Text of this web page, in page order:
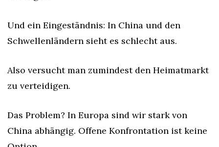
Und ein Eingeständnis: In China und den
Schwellenländern sieht es schlecht aus.
Also versucht man zumindest den Heimatmarkt
zu verteidigen.
Das Problem? In Europa sind wir stark von
China abhängig. Offene Konfrontation ist keine